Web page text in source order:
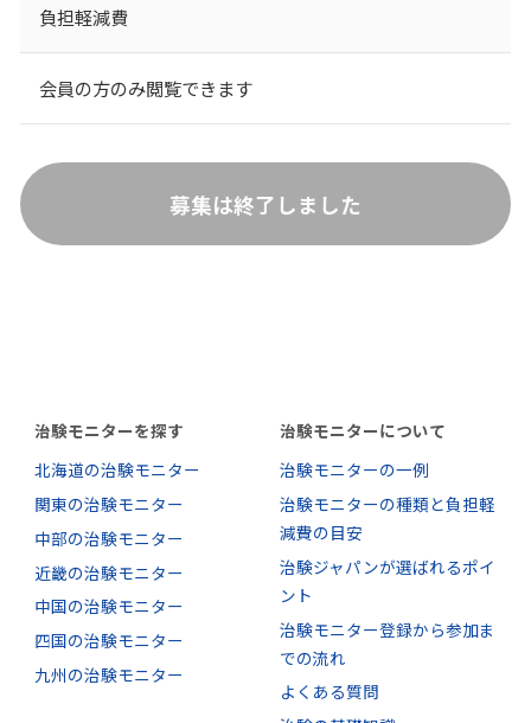
負担軽減費
会員の方のみ閲覧できます
募集は終了しました
治験モニターを探す
北海道の治験モニター
関東の治験モニター
中部の治験モニター
近畿の治験モニター
中国の治験モニター
四国の治験モニター
九州の治験モニター
治験モニターについて
治験モニターの一例
治験モニターの種類と負担軽
減費の目安
治験ジャパンが選ばれるポイ
ント
治験モニター登録から参加ま
での流れ
よくある質問